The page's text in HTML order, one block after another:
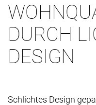
DURCH
DESIGN
Schlichtes Design